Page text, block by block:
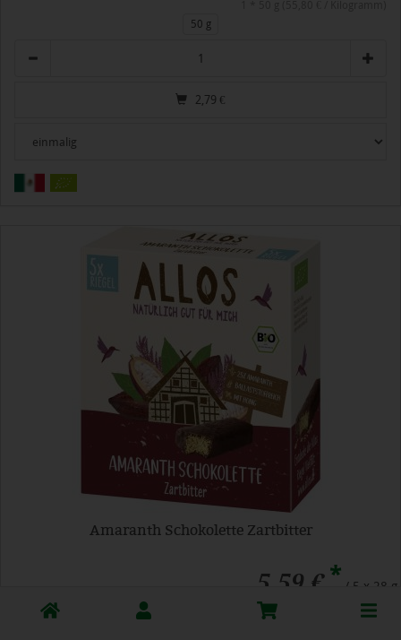
50 g
2,79 €
Amaranth Schokolette Zartbitter
5,59 €* / 5 x 28 g
1 * 5 x 28 g (39,91 € / Kilogramm)
Toggle